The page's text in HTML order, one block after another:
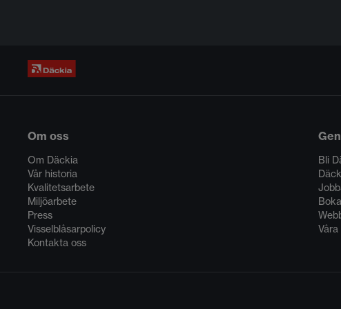
Om oss
Om Däckia
Vår historia
Kvalitetsarbete
Miljöarbete
Press
Visselblåsarpolicy
Kontakta oss
Bli